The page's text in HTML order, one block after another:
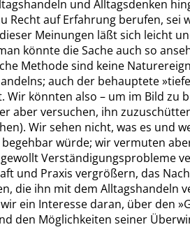
und Alltagsdenken
Recht auf Erfahrung berufen, sei
Meinungen läßt sich leicht
könnte die Sache auch so
Methode sind keine
auch der behauptete»
könnten also – um im Bild zu
aber versuchen, ihn
Wir sehen nicht, was es und
würde; wir vermuten
Verständigungsprobleme
und Praxis vergrößern, das
die ihn mit dem Alltagshandeln
ein Interesse daran, über den »
den Möglichkeiten seiner